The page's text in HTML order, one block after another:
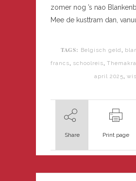
zomer nog ’s nao
Mee de kusttram dan,
TAGS: Belgisch geld
francs schoolreis
april 2025
Share Print page